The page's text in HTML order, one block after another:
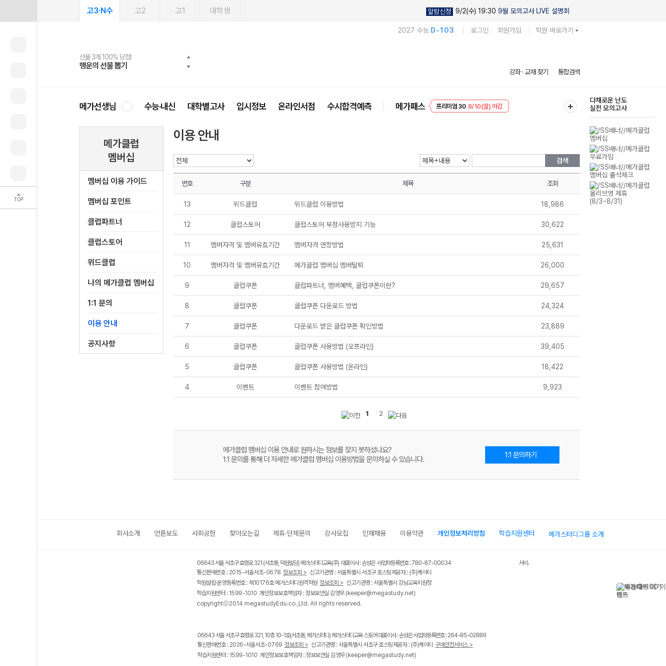
TOP
고3·N수 고2 고1 대학생 알람신청 9/2(수) 19:30 9월 모의고사 LIVE 설명회
2027 수능 D-103 로그인 회원가입 학원 바로가기
메가스터디
선물 3개 100% 당첨!
행운의 선물 뽑기
선물 100% 증정!
메가스터디 X 올리브
여름방학 스터디 캐시백
메가런 썸머스쿨
2027 러셀 단과
강사 공개선발
스마트러닝앱
설문 EVENT
메가패스
3일 무료 체험권
메가패스 수강생 무료혜택!
메가클럽 멤버십
사회공헌 캠페인
희망이룸 메가나눔
강좌 · 교재 찾기 통합검색
메가선생님 수능·내신 대학별고사 입시정보 온라인서점 수시합격예측 메가패스
EVENT 8/10(월) 마감
다채로운 난도
실전 모의고사
메가클럽
멤버십
멤버십 이용 가이드
멤버십 포인트
클럽파트너
클럽스토어
위드클럽
나의 메가클럽 멤버십
1:1 문의
이용 안내
공지사항
이용 안내
검색
번호 구분 제목 조회
13 위드클럽 위드클럽 이용방법 18,986
12 클럽스토어 클럽스토어 부정사용방지 기능 30,622
11 멤버자격 및 멤버유효기간 멤버자격 연장방법 25,631
10 멤버자격 및 멤버유효기간 메가클럽 멤버십 멤버탈퇴 26,000
9 클럽쿠폰 클럽파트너, 멤버혜택, 클럽쿠폰이란? 29,657
8 클럽쿠폰 클럽쿠폰 다운로드 방법 24,324
7 클럽쿠폰 다운로드 받은 클럽쿠폰 확인방법 23,889
6 클럽쿠폰 클럽쿠폰 사용방법 (오프라인) 39,405
5 클럽쿠폰 클럽쿠폰 사용방법 (온라인) 18,422
4 이벤트 이벤트 참여방법 9,923
1 2
메가클럽 멤버십 이용 안내로 원하시는 정보를 찾지 못하셨나요?
1:1 문의를 통해 더 자세한 메가클럽 멤버십 이용방법을 문의하실 수 있습니다.
1:1 문의하기
회사소개 언론보도 사회공헌 찾아오는길 제휴·단체문의 강사모집 인재채용 이용약관 개인정보처리방침 학습지원센터 메가스터디그룹 소개
06643 서울 서초구 효령로 321 (서초동, 덕원빌딩) 메가스터디교육(주) 대표이사 : 손성은 사업자등록번호 : 780-87-00034
통신판매번호 : 2015-서울서초-0678 정보조회 > 신고기관명 : 서울특별시 서초구 호스팅제공자 : (주)케이티
학원설립·운영등록번호 : 제10176호 메가스터디원격학원 정보조회 > 신고기관명 : 서울특별시 강남교육지원청
학습지원센터 : 1599-1010 개인정보보호책임자 : 정보보안실 김영무(keeper@megastudy.net)
copyrightⓒ2014 megastudyEdu.co.,Ltd. All rights reserved.
서비스 가입사실 확인
06643 서울 서초구 효령로 321, 10층 10-1호(서초동, 메가스터디) 메가스터디교육 스토어 대표이사 : 손성은 사업자등록번호 : 264-85-02889
통신판매번호 : 2026-서울서초-0769 정보조회 > 신고기관명 : 서울특별시 서초구 호스팅제공자 : (주)케이티 구매안전서비스 >
학습지원센터 : 1599-1010 개인정보보호책임자 : 정보보안실 김영무(keeper@megastudy.net)